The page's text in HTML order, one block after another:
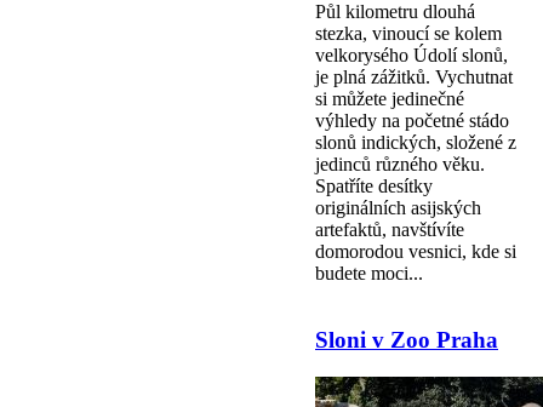
Půl kilometru dlouhá
stezka, vinoucí se kolem
velkorysého Údolí slonů,
je plná zážitků. Vychutnat
si můžete jedinečné
výhledy na početné stádo
slonů indických, složené z
jedinců různého věku.
Spatříte desítky
originálních asijských
artefaktů, navštívíte
domorodou vesnici, kde si
budete moci...
Sloni v Zoo Praha